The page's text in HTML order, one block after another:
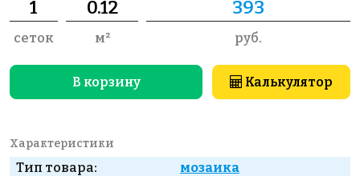
сеток м² руб.
В корзину Калькулятор
Характеристики
Тип товара:
мозаика